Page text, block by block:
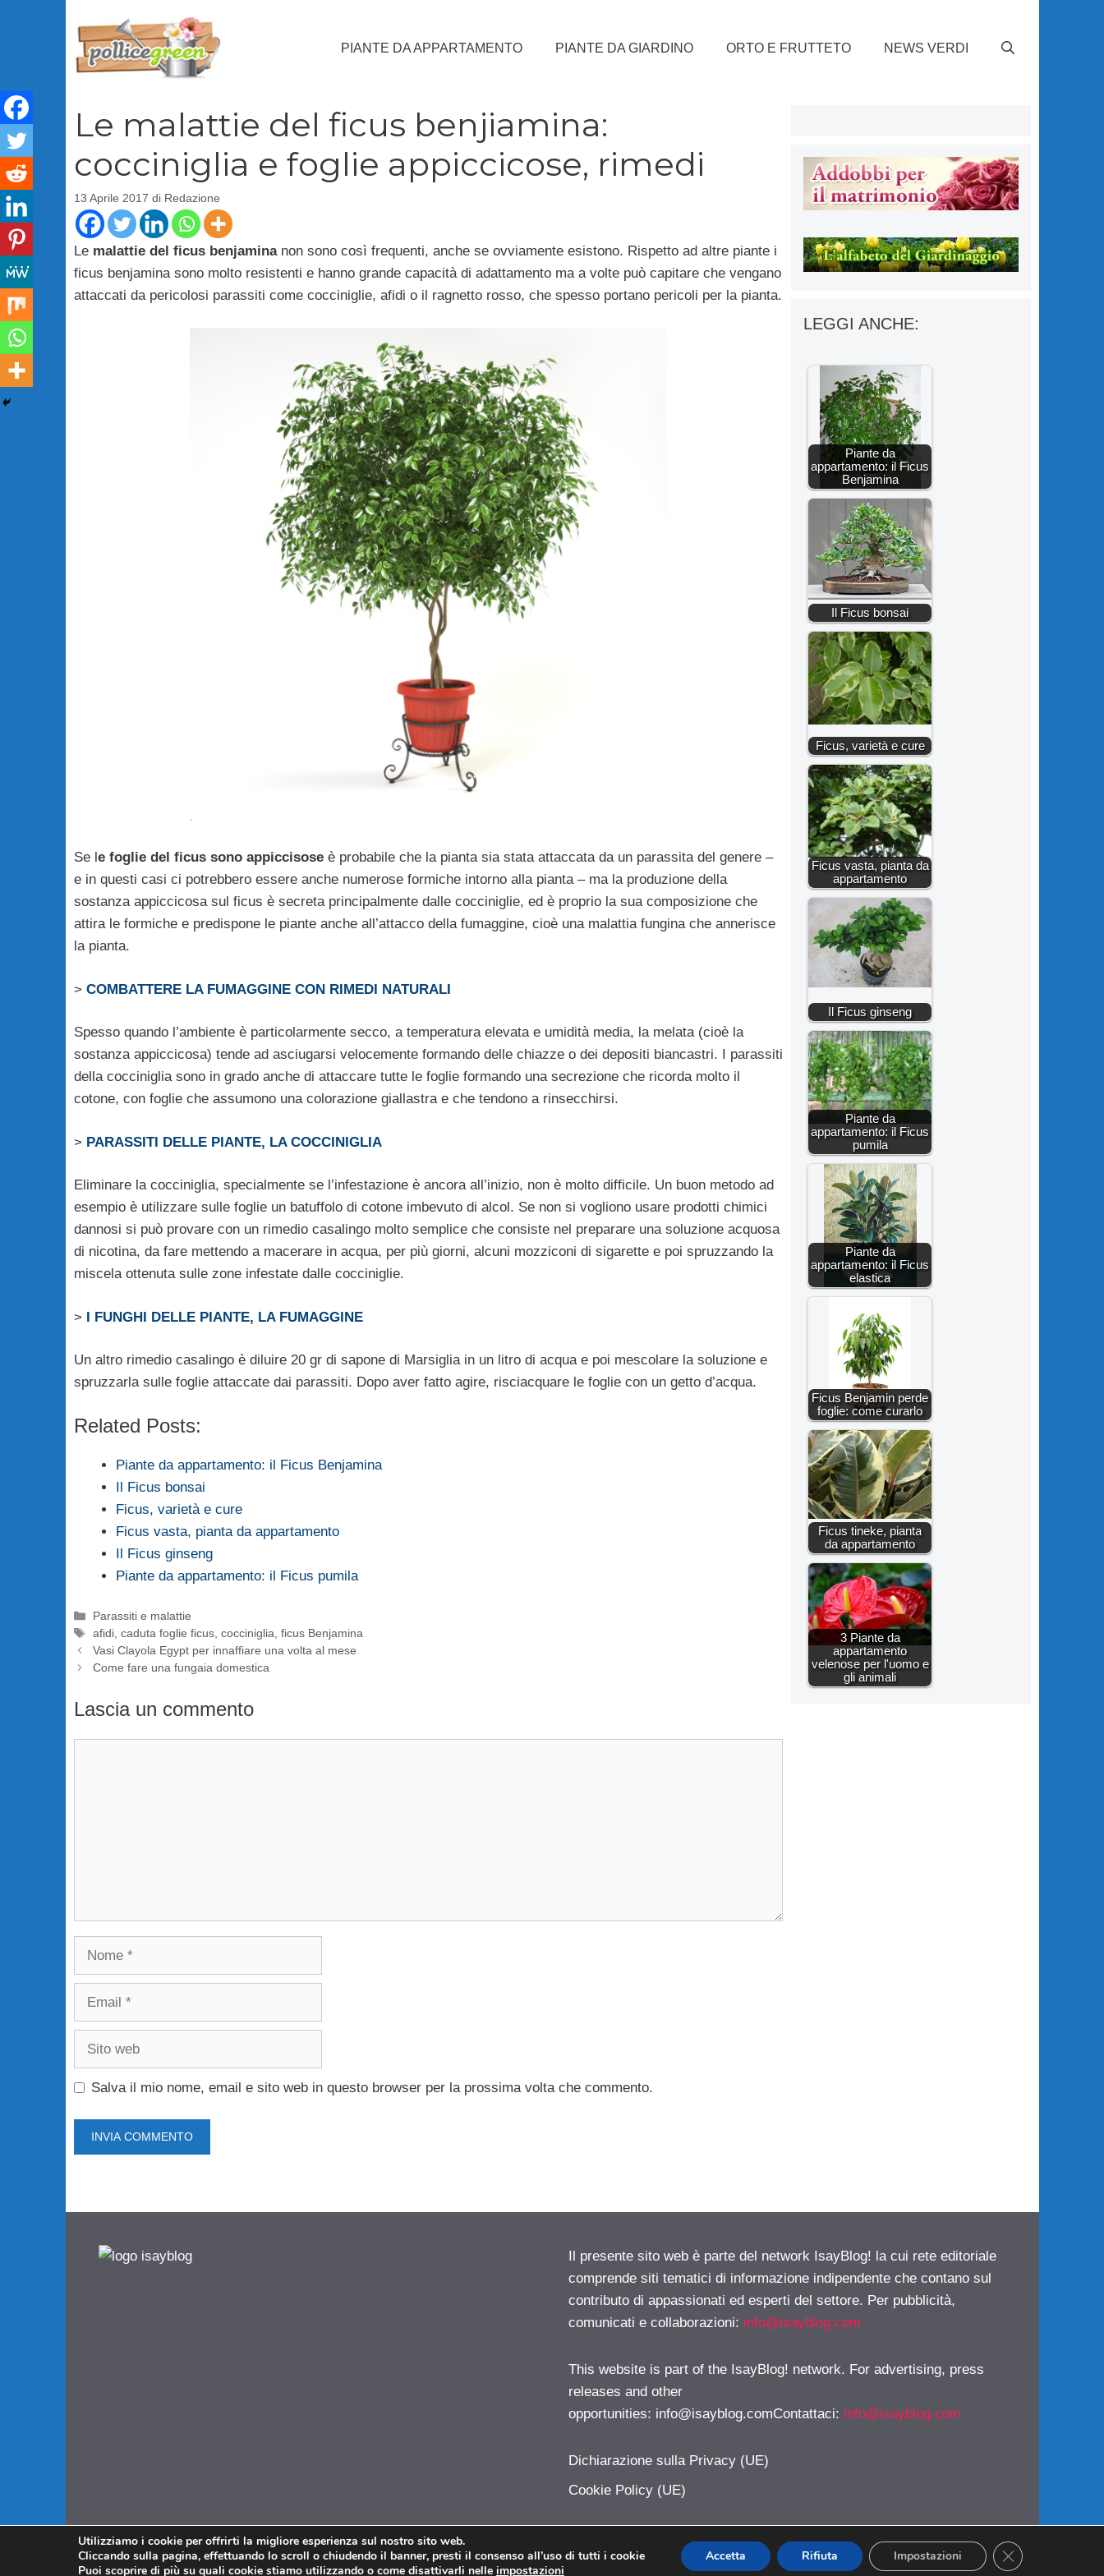
PIANTE DA APPARTAMENTO PIANTE DA GIARDINO ORTO E FRUTTETO NEWS VERDI
Le malattie del ficus benjiamina:
cocciniglia e foglie appiccicose, rimedi
13 Aprile 2017 di Redazione
Le malattie del ficus benjaminanon sono così frequenti, anche se ovviamente esistono. Rispetto ad altre piante i
ficus benjamina sono molto resistenti e hanno grande capacità di adattamento ma a volte può capitare che vengano
attaccati da pericolosi parassiti come cocciniglie, afidi o il ragnetto rosso, che spesso portano pericoli per la pianta.
Se l e foglie del ficus sono appiccisoseè probabile che la pianta sia stata attaccata da un parassita del genere –
e in questi casi ci potrebbero essere anche numerose formiche intorno alla pianta – ma la produzione della
sostanza appiccicosa sul ficus è secreta principalmente dalle cocciniglie, ed è proprio la sua composizione che
attira le formiche e predispone le piante anche all’attacco della fumaggine, cioè una malattia fungina che annerisce
la pianta.
> COMBATTERE LA FUMAGGINE CON RIMEDI NATURALI
Spesso quando l’ambiente è particolarmente secco, a temperatura elevata e umidità media, la melata (cioè la
sostanza appiccicosa) tende ad asciugarsi velocemente formando delle chiazze o dei depositi biancastri. I parassiti
della cocciniglia sono in grado anche di attaccare tutte le foglie formando una secrezione che ricorda molto il
cotone, con foglie che assumono una colorazione giallastra e che tendono a rinsecchirsi.
> PARASSITI DELLE PIANTE, LA COCCINIGLIA
Eliminare la cocciniglia, specialmente se l’infestazione è ancora all’inizio, non è molto difficile. Un buon metodo ad
esempio è utilizzare sulle foglie un batuffolo di cotone imbevuto di alcol. Se non si vogliono usare prodotti chimici
dannosi si può provare con un rimedio casalingo molto semplice che consiste nel preparare una soluzione acquosa
di nicotina, da fare mettendo a macerare in acqua, per più giorni, alcuni mozziconi di sigarette e poi spruzzando la
miscela ottenuta sulle zone infestate dalle cocciniglie.
> I FUNGHI DELLE PIANTE, LA FUMAGGINE
Un altro rimedio casalingo è diluire 20 gr di sapone di Marsiglia in un litro di acqua e poi mescolare la soluzione e
spruzzarla sulle foglie attaccate dai parassiti. Dopo aver fatto agire, risciacquare le foglie con un getto d’acqua.
Related Posts:
Piante da appartamento: il Ficus Benjamina
Il Ficus bonsai
Ficus, varietà e cure
Ficus vasta, pianta da appartamento
Il Ficus ginseng
Piante da appartamento: il Ficus pumila
Categorie
Parassiti e malattie
Tag
afidi, caduta foglie ficus, cocciniglia, ficus Benjamina
Vasi Clayola Egypt per innaffiare una volta al mese
Come fare una fungaia domestica
Lascia un commento
Nome
Email
Sito
Salva il mio nome, email e sito web in questo browser per la prossima volta che commento.
LEGGI ANCHE:
Piante da
appartamento: il Ficus
Benjamina
Il Ficus bonsai
Ficus, varietà e cure
Ficus vasta, pianta da
appartamento
Il Ficus ginseng
Piante da
appartamento: il Ficus
pumila
Piante da
appartamento: il Ficus
elastica
Ficus Benjamin perde
foglie: come curarlo
Ficus tineke, pianta
da appartamento
3 Piante da
appartamento
velenose per l'uomo e
gli animali
Il presente sito web è parte del network IsayBlog! la cui rete editoriale
comprende siti tematici di informazione indipendente che contano sul
contributo di appassionati ed esperti del settore. Per pubblicità,
comunicati e collaborazioni: info@isayblog.com
This website is part of the IsayBlog! network. For advertising, press
releases and other
opportunities: info@isayblog.comContattaci: info@isayblog.com
Dichiarazione sulla Privacy (UE)
Cookie Policy (UE)
Pollicegreen.com © 2026. All right reserverd.
Utilizziamo i cookie per offrirti la migliore esperienza sul nostro sito web.
Cliccando sulla pagina, effettuando lo scroll o chiudendo il banner, presti il consenso all’uso di tutti i cookie
Puoi scoprire di più su quali cookie stiamo utilizzando o come disattivarli nelle impostazioni
Accetta Rifiuta Impostazioni CLOSE GDPR